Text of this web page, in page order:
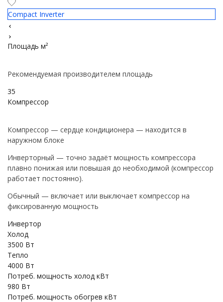
Compact Inverter
Площадь м²
Рекомендуемая производителем площадь
35
Компрессор
Компрессор — сердце кондиционера — находится в
наружном блоке
Инверторный — точно задаёт мощность компрессора
плавно понижая или повышая до необходимой (компрессор
работает постоянно).
Обычный — включает или выключает компрессор на
фиксированную мощность
Инвертор
Холод
3500 Вт
Тепло
4000 Вт
Потреб. мощность холод кВт
980 Вт
Потреб. мощность обогрев кВт